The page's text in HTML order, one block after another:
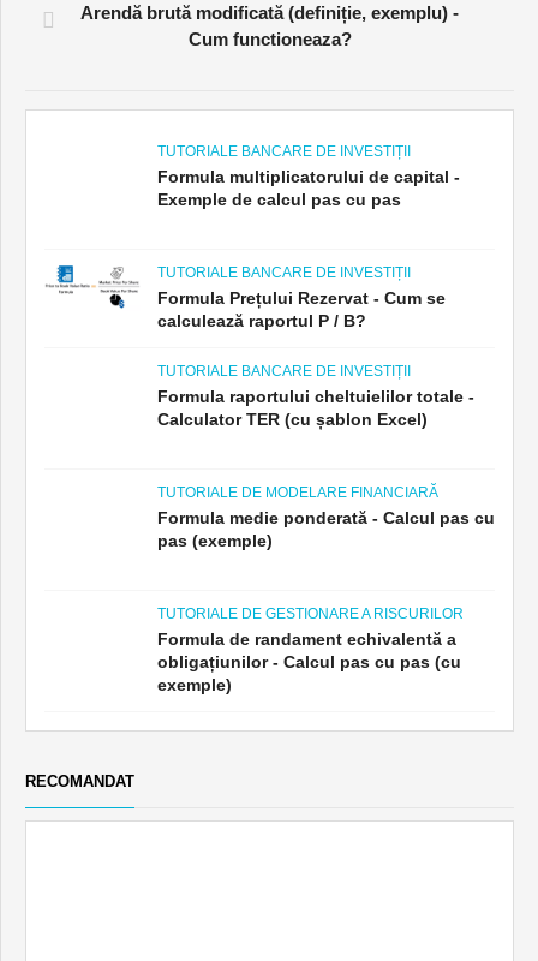
Arendă brută modificată (definiție, exemplu) -
Cum functioneaza?
TUTORIALE BANCARE DE INVESTIȚII
Formula multiplicatorului de capital -
Exemple de calcul pas cu pas
TUTORIALE BANCARE DE INVESTIȚII
Formula Prețului Rezervat - Cum se
calculează raportul P / B?
TUTORIALE BANCARE DE INVESTIȚII
Formula raportului cheltuielilor totale -
Calculator TER (cu șablon Excel)
TUTORIALE DE MODELARE FINANCIARĂ
Formula medie ponderată - Calcul pas cu
pas (exemple)
TUTORIALE DE GESTIONARE A RISCURILOR
Formula de randament echivalentă a
obligațiunilor - Calcul pas cu pas (cu
exemple)
RECOMANDAT